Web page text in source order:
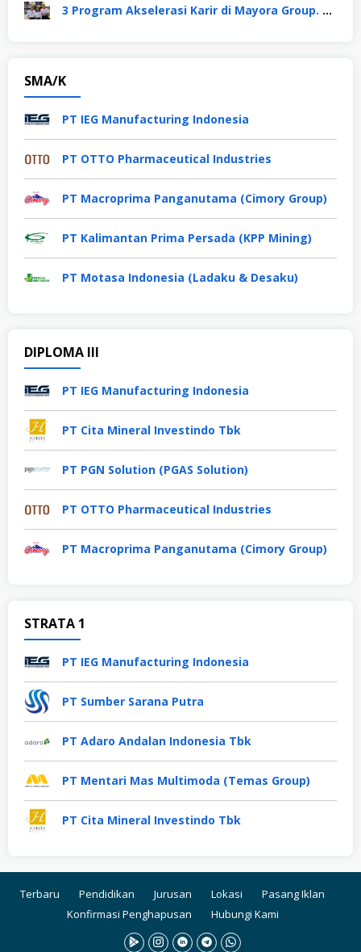
3 Program Akselerasi Karir di Mayora Group. Apa Saja? Berikut Penjelasannya
SMA/K
PT IEG Manufacturing Indonesia
PT OTTO Pharmaceutical Industries
PT Macroprima Panganutama (Cimory Group)
PT Kalimantan Prima Persada (KPP Mining)
PT Motasa Indonesia (Ladaku & Desaku)
DIPLOMA III
PT IEG Manufacturing Indonesia
PT Cita Mineral Investindo Tbk
PT PGN Solution (PGAS Solution)
PT OTTO Pharmaceutical Industries
PT Macroprima Panganutama (Cimory Group)
STRATA 1
PT IEG Manufacturing Indonesia
PT Sumber Sarana Putra
PT Adaro Andalan Indonesia Tbk
PT Mentari Mas Multimoda (Temas Group)
PT Cita Mineral Investindo Tbk
Terbaru Pendidikan Jurusan Lokasi
Pasang Iklan
Konfirmasi Penghapusan
Hubungi Kami